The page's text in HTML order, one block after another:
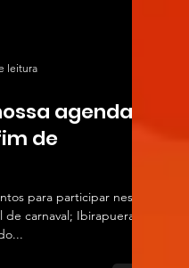
leitura
agenda
de
para participar neste
carnaval; Ibirapuera e